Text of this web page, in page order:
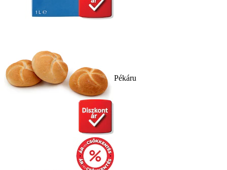
Pékáru